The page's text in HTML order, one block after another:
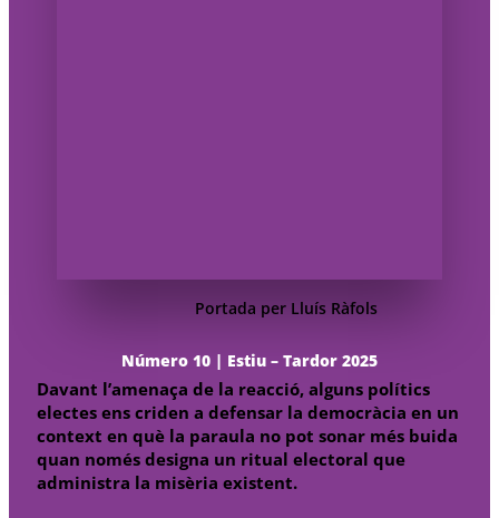
Portada per Lluís Ràfols
Número 10 | Estiu – Tardor 2025
Davant l’amenaça de la reacció, alguns polítics
electes ens criden a defensar la democràcia en un
context en què la paraula no pot sonar més buida
quan només designa un ritual electoral que
administra la misèria existent.